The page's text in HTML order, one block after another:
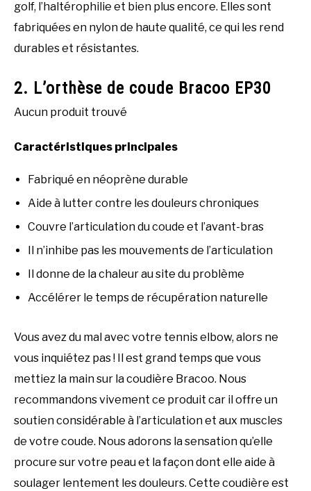
golf, l’haltérophilie et bien plus encore. Elles sont
fabriquées en nylon de haute qualité, ce qui les rend
durables et résistantes.
2. L’orthèse de coude Bracoo EP30
Aucun produit trouvé
Caractéristiques principales
Fabriqué en néoprène durable
Aide à lutter contre les douleurs chroniques
Couvre l’articulation du coude et l’avant-bras
Il n’inhibe pas les mouvements de l’articulation
Il donne de la chaleur au site du problème
Accélérer le temps de récupération naturelle
Vous avez du mal avec votre tennis elbow, alors ne
vous inquiétez pas ! Il est grand temps que vous
mettiez la main sur la coudière Bracoo. Nous
recommandons vivement ce produit car il offre un
soutien considérable à l’articulation et aux muscles
de votre coude. Nous adorons la sensation qu’elle
procure sur votre peau et la façon dont elle aide à
soulager lentement les douleurs. Cette coudière est